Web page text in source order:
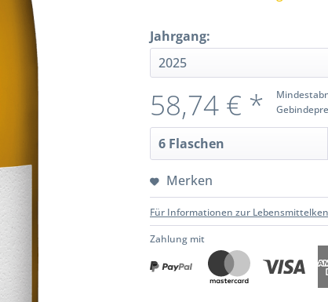
Jahrgang:
58,74 € *
Merken
Für Informationen zur
Zahlung mit